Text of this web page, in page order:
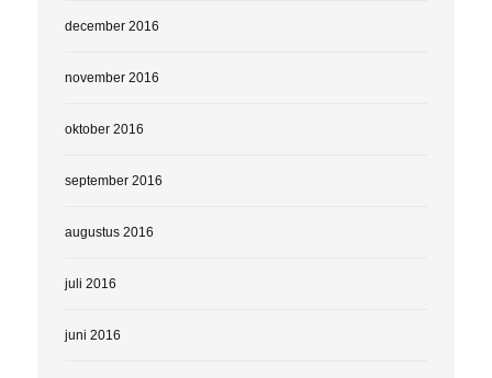
december 2016
november 2016
oktober 2016
september 2016
augustus 2016
juli 2016
juni 2016